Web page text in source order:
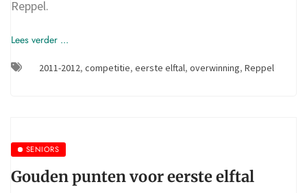
Reppel.
Lees verder ...
2011-2012, competitie, eerste elftal, overwinning, Reppel
SENIORS
Gouden punten voor eerste elftal